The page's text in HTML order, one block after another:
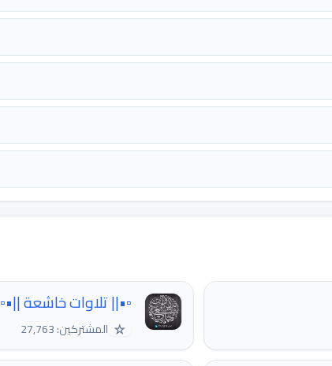
▫️•|| تلاوات خاشعة ||•▫️
☆ المشتركين: 27,763